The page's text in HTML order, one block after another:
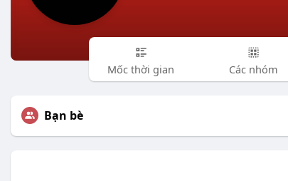
Mốc thời gian Các nhóm
Bạn bè